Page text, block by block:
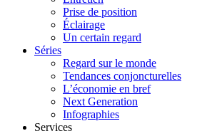
Prise de position
Éclairage
Un certain regard
Séries
Regard sur le monde
Tendances conjoncturelles
L’économie en bref
Next Generation
Infographies
Services